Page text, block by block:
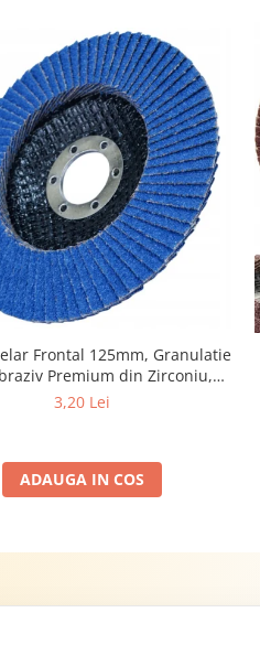
Frontal 125mm, Granulatie
Premium din Zirconiu,
Viteza Maxima 13300
3,20 Lei
ADAUGA IN COS